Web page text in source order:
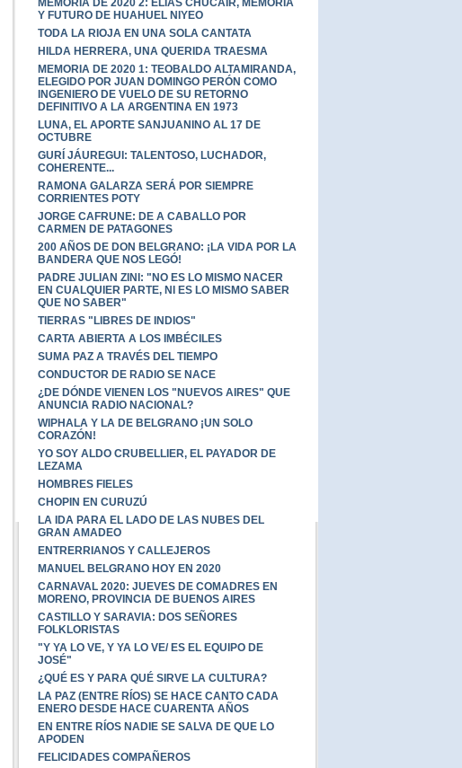
Y FUTURO DE HUAHUEL NIYEO
TODA LA RIOJA EN UNA SOLA CANTATA
HILDA HERRERA, UNA QUERIDA TRAESMA
MEMORIA DE 2020 1: TEOBALDO ALTAMIRANDA,
ELEGIDO POR JUAN DOMINGO PERÓN COMO
INGENIERO DE VUELO DE SU RETORNO
DEFINITIVO A LA ARGENTINA EN 1973
LUNA, EL APORTE SANJUANINO AL 17 DE
OCTUBRE
GURÍ JÁUREGUI: TALENTOSO, LUCHADOR,
COHERENTE...
RAMONA GALARZA SERÁ POR SIEMPRE
CORRIENTES POTY
JORGE CAFRUNE: DE A CABALLO POR
CARMEN DE PATAGONES
200 AÑOS DE DON BELGRANO: ¡LA VIDA POR LA
BANDERA QUE NOS LEGÓ!
PADRE JULIAN ZINI: "NO ES LO MISMO NACER
EN CUALQUIER PARTE, NI ES LO MISMO SABER
QUE NO SABER"
TIERRAS "LIBRES DE INDIOS"
CARTA ABIERTA A LOS IMBÉCILES
SUMA PAZ A TRAVÉS DEL TIEMPO
CONDUCTOR DE RADIO SE NACE
¿DE DÓNDE VIENEN LOS "NUEVOS AIRES" QUE
ANUNCIA RADIO NACIONAL?
WIPHALA Y LA DE BELGRANO ¡UN SOLO
CORAZÓN!
YO SOY ALDO CRUBELLIER, EL PAYADOR DE
LEZAMA
HOMBRES FIELES
CHOPIN EN CURUZÚ
LA IDA PARA EL LADO DE LAS NUBES DEL
GRAN AMADEO
ENTRERRIANOS Y CALLEJEROS
MANUEL BELGRANO HOY EN 2020
CARNAVAL 2020: JUEVES DE COMADRES EN
MORENO, PROVINCIA DE BUENOS AIRES
CASTILLO Y SARAVIA: DOS SEÑORES
FOLKLORISTAS
"Y YA LO VE, Y YA LO VE/ ES EL EQUIPO DE
JOSÉ"
¿QUÉ ES Y PARA QUÉ SIRVE LA CULTURA?
LA PAZ (ENTRE RÍOS) SE HACE CANTO CADA
ENERO DESDE HACE CUARENTA AÑOS
EN ENTRE RÍOS NADIE SE SALVA DE QUE LO
APODEN
FELICIDADES COMPAÑEROS